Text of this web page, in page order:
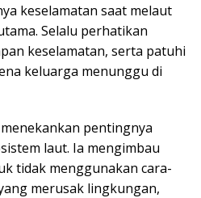
keselamatan saat melaut
Selalu perhatikan
keselamatan, serta patuhi
keluarga menunggu di
pentingnya
laut. Ia mengimbau
tidak menggunakan cara-
merusak lingkungan,